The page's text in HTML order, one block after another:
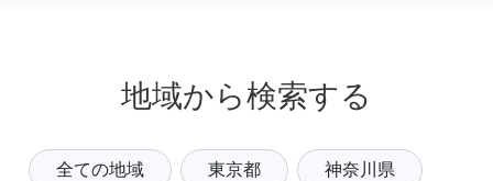
地域から検索する
全ての地域 東京都 神奈川県